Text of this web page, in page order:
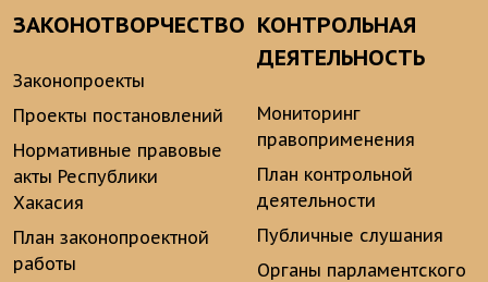
ЗАКОНОТВОРЧЕСТВО
Законопроекты
Проекты постановлений
Нормативные правовые
акты Республики
Хакасия
План законопроектной
работы
КОНТРОЛЬНАЯ
ДЕЯТЕЛЬНОСТЬ
Мониторинг
правоприменения
План контрольной
деятельности
Публичные слушания
Органы парламентского